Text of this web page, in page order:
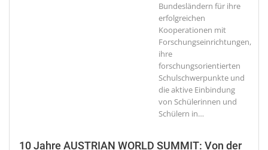
Bundesländern für ihre
erfolgreichen
Kooperationen mit
Forschungseinrichtungen,
ihre
forschungsorientierten
Schulschwerpunkte und
die aktive Einbindung
von Schülerinnen und
Schülern in…
10 Jahre AUSTRIAN WORLD SUMMIT: Von der